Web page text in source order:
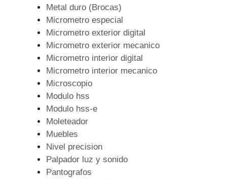
Metal duro (Brocas)
Micrometro especial
Micrometro exterior digital
Micrometro exterior mecanico
Micrometro interior digital
Micrometro interior mecanico
Microscopio
Modulo hss
Modulo hss-e
Moleteador
Muebles
Nivel precision
Palpador luz y sonido
Pantografos